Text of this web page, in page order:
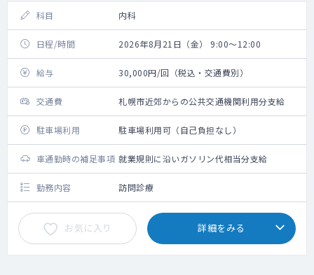
科目 内科
日程/時間 2026年8月21日（金） 9:00～12:00
給与 30,000円/回（税込・交通費別）
交通費 札幌市近郊からの公共交通機関利用分支給
駐車場利用 駐車場利用可（自己負担なし）
車通勤時の補足事項 就業規則に沿いガソリン代相当分支給
勤務内容 訪問診療
お気に入り 詳細をみる